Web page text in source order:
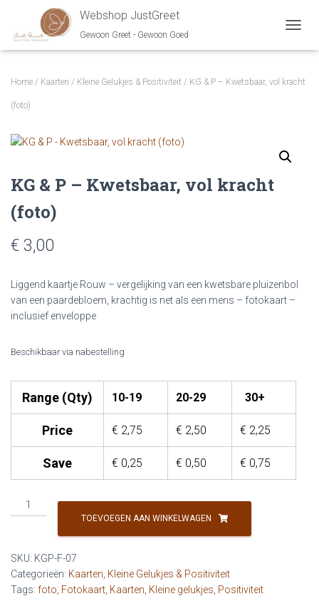
Webshop JustGreet
Gewoon Greet - Gewoon Goed
Home / Kaarten / Kleine Gelukjes & Positiviteit / KG & P – Kwetsbaar, vol kracht
(foto)
KG & P – Kwetsbaar, vol kracht
(foto)
€ 3,00
Liggend kaartje Rouw – vergelijking van een kwetsbare pluizenbol
van een paardebloem, krachtig is net als een mens – fotokaart –
inclusief enveloppe
Beschikbaar via nabestelling
Range (Qty) 10-19 20-29 30+
Price € 2,75 € 2,50 € 2,25
Save € 0,25 € 0,50 € 0,75
&
Kwetsbaar,
vol
kracht
TOEVOEGEN AAN WINKELWAGEN
SKU: KGP-F-07
Categorieën: Kaarten Kleine Gelukjes & Positiviteit
Tags: foto Fotokaart Kaarten Kleine gelukjes Positiviteit